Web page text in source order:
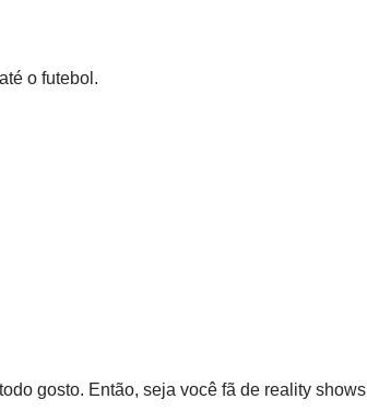
o futebol.
gosto. Então, seja você fã de reality shows